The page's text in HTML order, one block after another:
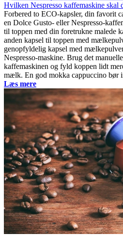
Hvilken Nespresso kaffemaskine skal
Forbered to ECO-kapsler, din favorit
en Dolce Gusto- eller Nespresso-
til toppen med din foretrukne malede
anden kapsel til toppen med
genopfyldelig kapsel med
Nespresso-maskine. Brug det
kaffemaskinen og fyld koppen lidt
mælk. En god mokka cappuccino bør
Læs mere